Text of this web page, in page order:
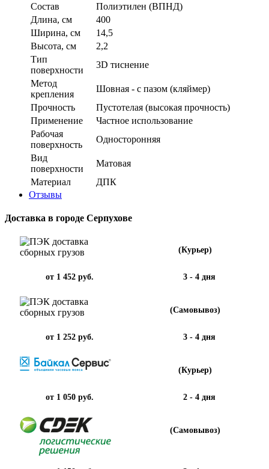
Состав
Полиэтилен (ВПНД)
Длина, см
400
Ширина, см
14,5
Высота, см
2,2
Тип
поверхности
3D тиснение
Метод
крепления
Шовная - с пазом (кляймер)
Прочность
Пустотелая (высокая прочность)
Применение
Частное использование
Рабочая
поверхность
Односторонняя
Вид
поверхности
Матовая
Материал
ДПК
Отзывы
Доставка в городе Серпухове
(Курьер)
от 1 452 руб. 3 - 4 дня
(Самовывоз)
от 1 252 руб. 3 - 4 дня
(Курьер)
от 1 050 руб. 2 - 4 дня
(Самовывоз)